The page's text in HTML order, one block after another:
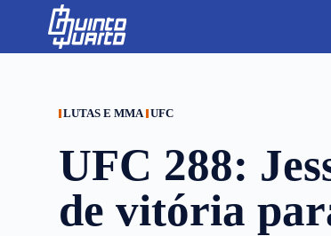
p
LUTAS E MMA UFC
UFC 288:
de vitória